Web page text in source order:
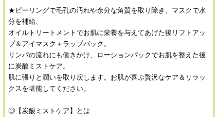
★ピーリングで毛孔の汚れや余分な角質を取り除き、マスクで水
分を補給、
オイルトリートメントでお肌に栄養を与えてあげた後リフトアッ
プ＆アイマスク＋ラップパック。
リンパの流れにも働きかけ、ローションパックでお肌を整えた後
に炭酸ミストケア。
肌に張りと潤いを取り戻します。お肌が喜ぶ贅沢なケア＆リラッ
クスを堪能してください。
◎【炭酸ミストケア】とは